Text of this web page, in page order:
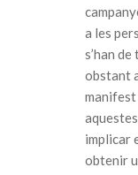
a les
s’han
obstant
manifest
implicar
obtenir